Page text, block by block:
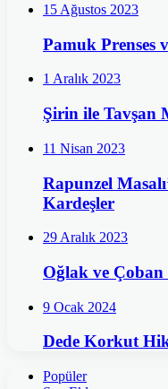
15 Ağustos 2023
Pamuk Prenses
1 Aralık 2023
Şirin ile Tavşan
11 Nisan 2023
Rapunzel
Kardeşler
29 Aralık 2023
Oğlak ve Çoban
9 Ocak 2024
Dede Korkut
Popüler